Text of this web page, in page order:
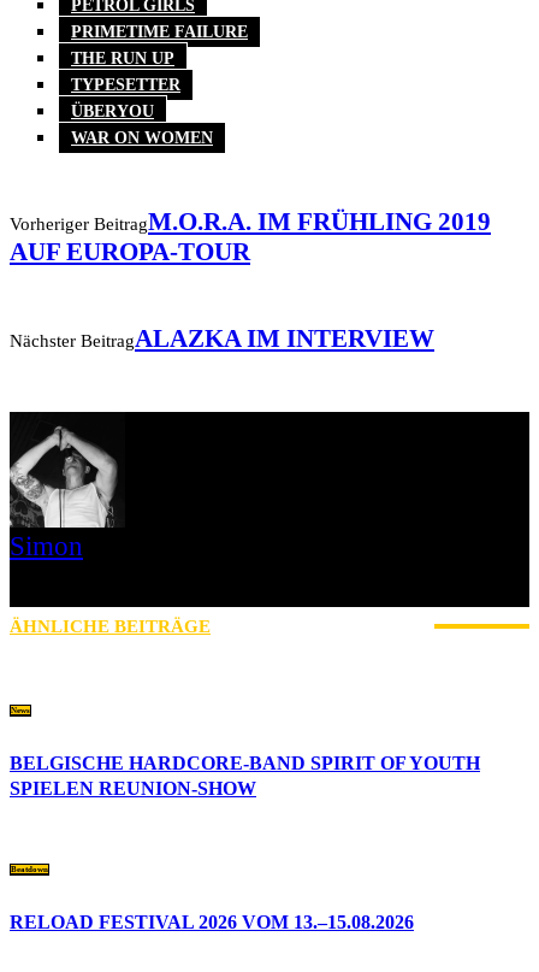
PETROL GIRLS
PRIMETIME FAILURE
THE RUN UP
TYPESETTER
ÜBERYOU
WAR ON WOMEN
Vorheriger BeitragM.O.R.A. IM FRÜHLING 2019
AUF EUROPA-TOUR
Nächster BeitragALAZKA IM INTERVIEW
Simon
ÄHNLICHE BEITRÄGE
News
BELGISCHE HARDCORE-BAND SPIRIT OF YOUTH
SPIELEN REUNION-SHOW
Beatdown
RELOAD FESTIVAL 2026 VOM 13.–15.08.2026